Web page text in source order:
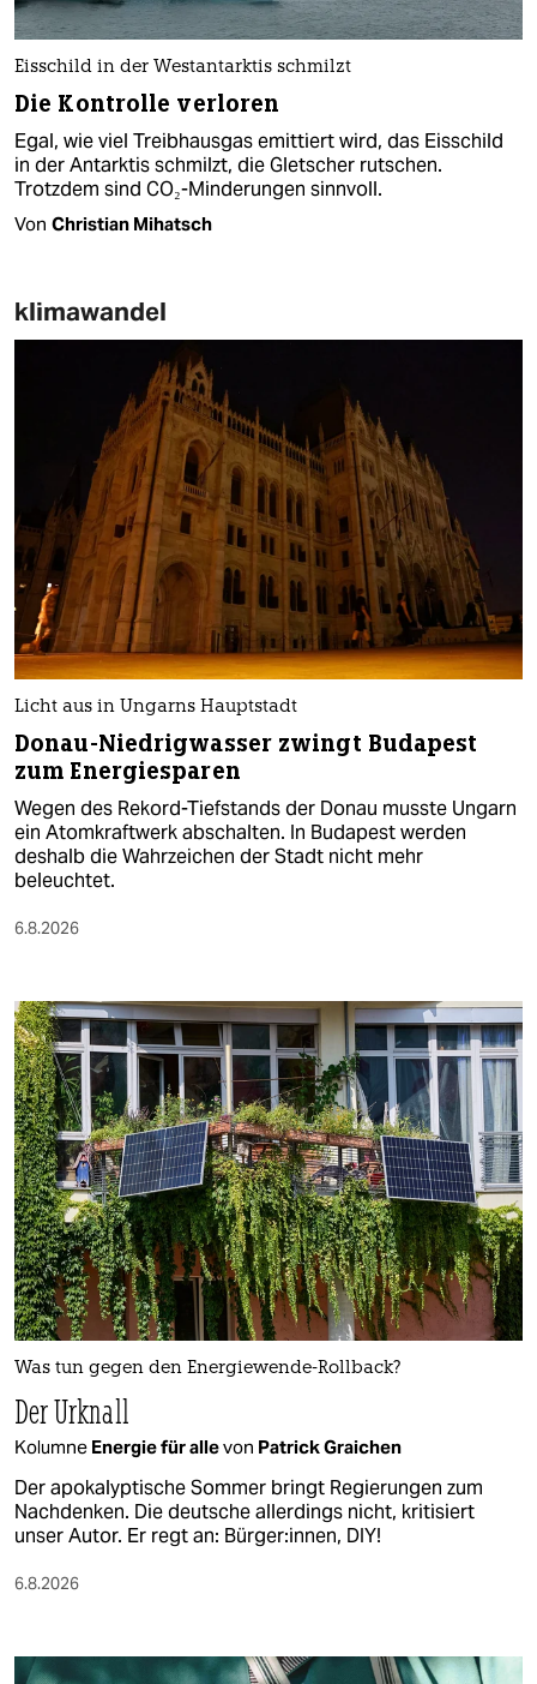
Eisschild in der Westantarktis schmilzt
Die Kontrolle verloren
Egal, wie viel Treibhausgas emittiert wird, das Eisschild
in der Antarktis schmilzt, die Gletscher rutschen.
Trotzdem sind CO₂-Minderungen sinnvoll.
Von Christian Mihatsch
klimawandel
Licht aus in Ungarns Hauptstadt
Donau-Niedrigwasser zwingt Budapest
zum Energiesparen
Wegen des Rekord-Tiefstands der Donau musste Ungarn
ein Atomkraftwerk abschalten. In Budapest werden
deshalb die Wahrzeichen der Stadt nicht mehr
beleuchtet.
6.8.2026
Was tun gegen den Energiewende-Rollback?
Der Urknall
Kolumne Energie für allevon Patrick Graichen
Der apokalyptische Sommer bringt Regierungen zum
Nachdenken. Die deutsche allerdings nicht, kritisiert
unser Autor. Er regt an: Bürger:innen, DIY!
6.8.2026